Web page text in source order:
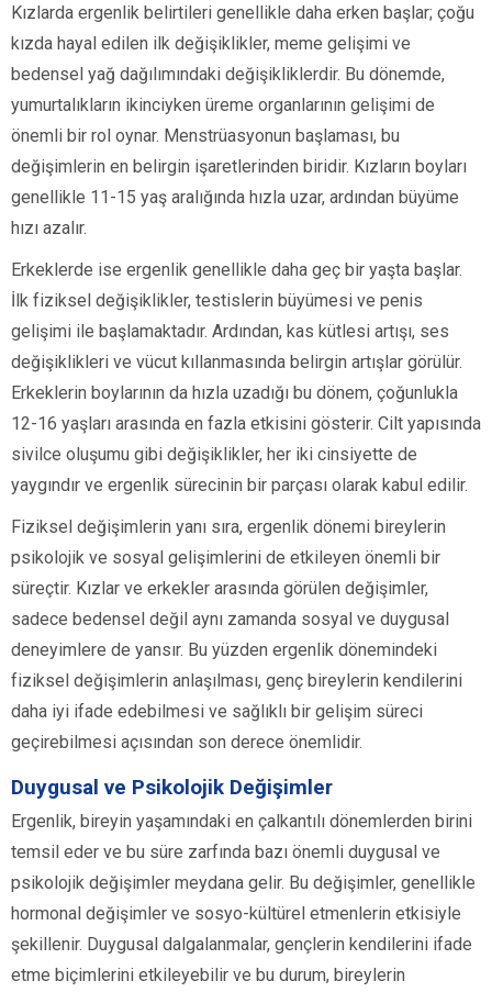
Kızlarda ergenlik belirtileri genellikle daha erken başlar; çoğu
kızda hayal edilen ilk değişiklikler, meme gelişimi ve
bedensel yağ dağılımındaki değişikliklerdir. Bu dönemde,
yumurtalıkların ikinciyken üreme organlarının gelişimi de
önemli bir rol oynar. Menstrüasyonun başlaması, bu
değişimlerin en belirgin işaretlerinden biridir. Kızların boyları
genellikle 11-15 yaş aralığında hızla uzar, ardından büyüme
hızı azalır.
Erkeklerde ise ergenlik genellikle daha geç bir yaşta başlar.
İlk fiziksel değişiklikler, testislerin büyümesi ve penis
gelişimi ile başlamaktadır. Ardından, kas kütlesi artışı, ses
değişiklikleri ve vücut kıllanmasında belirgin artışlar görülür.
Erkeklerin boylarının da hızla uzadığı bu dönem, çoğunlukla
12-16 yaşları arasında en fazla etkisini gösterir. Cilt yapısında
sivilce oluşumu gibi değişiklikler, her iki cinsiyette de
yaygındır ve ergenlik sürecinin bir parçası olarak kabul edilir.
Fiziksel değişimlerin yanı sıra, ergenlik dönemi bireylerin
psikolojik ve sosyal gelişimlerini de etkileyen önemli bir
süreçtir. Kızlar ve erkekler arasında görülen değişimler,
sadece bedensel değil aynı zamanda sosyal ve duygusal
deneyimlere de yansır. Bu yüzden ergenlik dönemindeki
fiziksel değişimlerin anlaşılması, genç bireylerin kendilerini
daha iyi ifade edebilmesi ve sağlıklı bir gelişim süreci
geçirebilmesi açısından son derece önemlidir.
Duygusal ve Psikolojik Değişimler
Ergenlik, bireyin yaşamındaki en çalkantılı dönemlerden birini
temsil eder ve bu süre zarfında bazı önemli duygusal ve
psikolojik değişimler meydana gelir. Bu değişimler, genellikle
hormonal değişimler ve sosyo-kültürel etmenlerin etkisiyle
şekillenir. Duygusal dalgalanmalar, gençlerin kendilerini ifade
etme biçimlerini etkileyebilir ve bu durum, bireylerin